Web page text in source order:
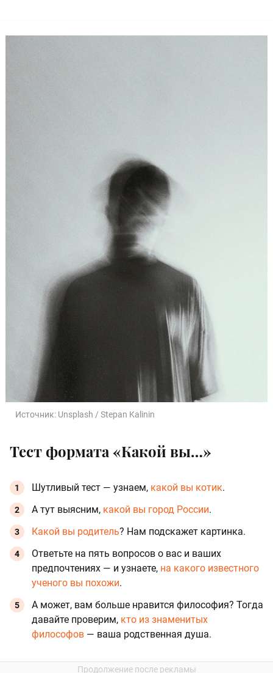
Источник: Unsplash / Stepan Kalinin
Тест формата «Какой вы…»
Шутливый тест — узнаем, какой вы котик.
А тут выясним, какой вы город России.
Какой вы родитель? Нам подскажет картинка.
Ответьте на пять вопросов о вас и ваших
предпочтениях — и узнаете, на какого известного
ученого вы похожи.
А может, вам больше нравится философия? Тогда
давайте проверим, кто из знаменитых
философов — ваша родственная душа.